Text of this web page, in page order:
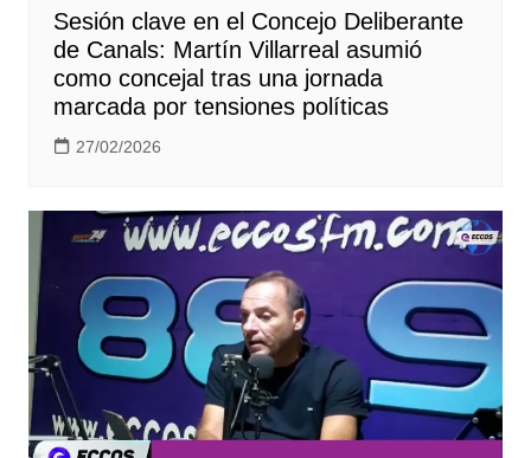
Sesión clave en el Concejo Deliberante
de Canals: Martín Villarreal asumió
como concejal tras una jornada
marcada por tensiones políticas
27/02/2026